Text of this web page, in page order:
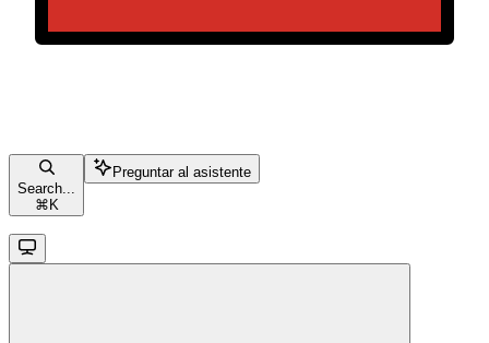
Search...
⌘ K
Preguntar al asistente